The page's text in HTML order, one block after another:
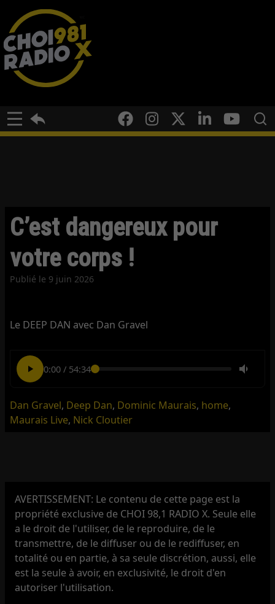
C’est dangereux pour
votre corps !
Publié le 9 juin 2026
Le DEEP DAN avec Dan Gravel
0:00/ 54:34
Dan Gravel, Deep Dan, Dominic Maurais, home,
Maurais Live, Nick Cloutier
AVERTISSEMENT: Le contenu de cette page est la
propriété exclusive de CHOI 98,1 RADIO X. Seule elle
a le droit de l'utiliser, de le reproduire, de le
transmettre, de le diffuser ou de le rediffuser, en
totalité ou en partie, à sa seule discrétion, aussi, elle
est la seule à avoir, en exclusivité, le droit d'en
autoriser l'utilisation.